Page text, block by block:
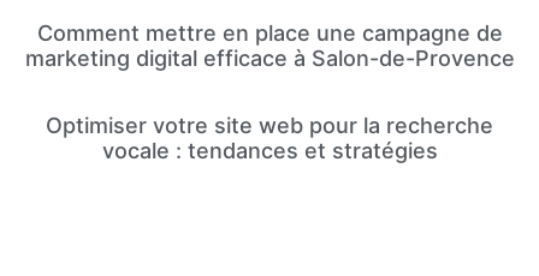
Comment mettre en place une campagne de
marketing digital efficace à Salon-de-Provence
Optimiser votre site web pour la recherche
vocale : tendances et stratégies